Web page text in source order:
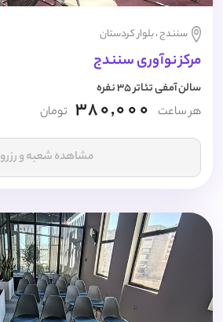
سنندج ، بلوار کردستان
مرکز نوآوری سنندج
سالن آمفی تئاتر 35 نفره
هر ساعت 380,000 تومان
مشاهده شعبه و رزرو